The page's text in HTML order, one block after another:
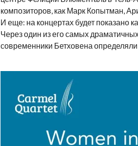
композиторов, как Марк Копытман,
И еще: на концертах будет показано
Через один из его самых
современники Бетховена